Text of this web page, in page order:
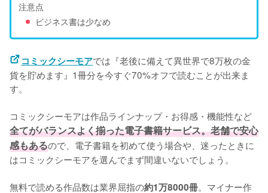
注意点
ビジネス書は少なめ
コミックシーモアでは『老後に備えて異世界で8万枚の金
貨を貯めます』1冊分を今すぐ70%オフで読むことが出来ま
す。
コミックシーモアは作品ラインナップ・お得感・機能性など
全てがバランスよく揃った電子書籍サービス。老舗で安心
感もあるので、電子書籍を初めて使う場合や、迷ったときに
はコミックシーモアを選んでまず間違いないでしょう。
無料で読める作品数は業界屈指の約1万8000冊。マイナー作